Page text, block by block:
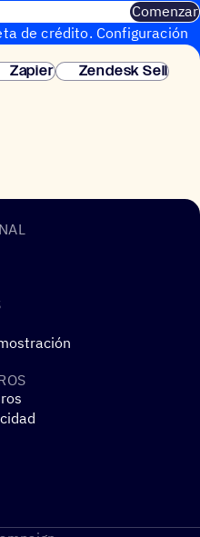
Comenzar
de crédito. Configuración
Zapier Zendesk Sell